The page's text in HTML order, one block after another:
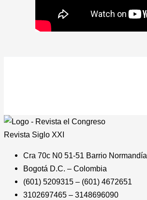
Revista Siglo XXI
Cra 70c N0 51-51 Barrio Normandía
Bogotá D.C. – Colombia
(601) 5209315 – (601) 4672651
3102697465 – 3148696090